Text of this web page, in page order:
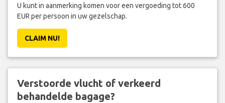
U kunt in aanmerking komen voor een vergoeding tot 600
EUR per persoon in uw gezelschap.
CLAIM NU!
Verstoorde vlucht of verkeerd
behandelde bagage?